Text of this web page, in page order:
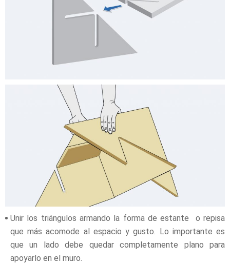
Unir los triángulos armando la forma de estante o repisa
que más acomode al espacio y gusto. Lo importante es
que un lado debe quedar completamente plano para
apoyarlo en el muro.